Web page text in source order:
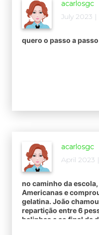
acarlosgc
July 2023 |
quero o passo a
acarlosgc
April 2023
no caminho da
Americanas e
gelatina. João
repartição entre 6
balinhas e ao final da
Quantas balinhas de